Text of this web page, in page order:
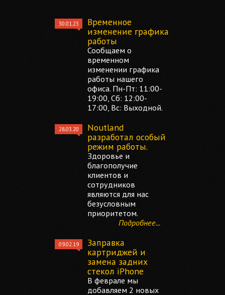
30.01.23
Временное
изменение графика
работы
Сообщаем о
временном
изменении графика
работы нашего
офиса. Пн-Пт: 11:00-
19:00, Сб: 12:00-
17:00, Вс: Выходной.
28.03.20
Noutland
разработал особый
режим работы.
Здоровье и
благополучие
клиентов и
сотрудников
являются для нас
безусловным
приоритетом.
Подробнее...
09.02.19
Заправка
картриджей и
замена задних
стекол iPhone
В феврале мы
добавляем 2 новых